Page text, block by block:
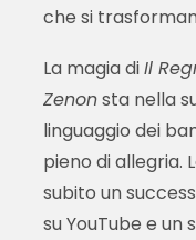
che si
La magia diIl
Zenonsta nella
linguaggio dei
pieno di allegria.
subito un
su YouTube e un